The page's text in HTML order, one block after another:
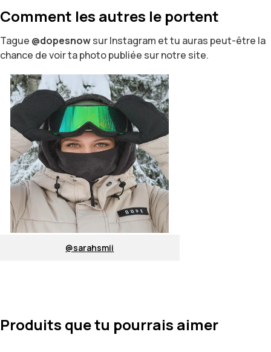
Comment les autres le portent
Tague @dopesnowsur Instagram et tu auras peut-être la
chance de voir ta photo publiée sur notre site.
@sarahsmii
Produits que tu pourrais aimer